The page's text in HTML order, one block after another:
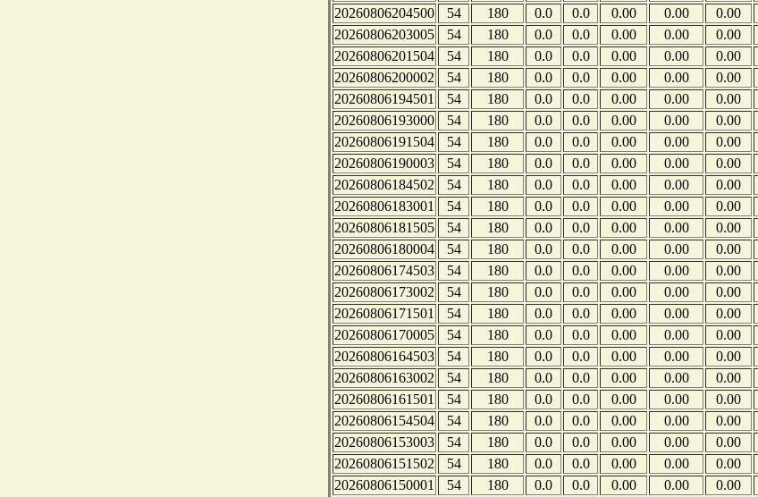
20260806204500
54 180 0.0 0.0 0.00 0.00 0.00
20260806203005
54 180 0.0 0.0 0.00 0.00 0.00
20260806201504
54 180 0.0 0.0 0.00 0.00 0.00
20260806200002
54 180 0.0 0.0 0.00 0.00 0.00
20260806194501
54 180 0.0 0.0 0.00 0.00 0.00
20260806193000
54 180 0.0 0.0 0.00 0.00 0.00
20260806191504
54 180 0.0 0.0 0.00 0.00 0.00
20260806190003
54 180 0.0 0.0 0.00 0.00 0.00
20260806184502
54 180 0.0 0.0 0.00 0.00 0.00
20260806183001
54 180 0.0 0.0 0.00 0.00 0.00
20260806181505
54 180 0.0 0.0 0.00 0.00 0.00
20260806180004
54 180 0.0 0.0 0.00 0.00 0.00
20260806174503
54 180 0.0 0.0 0.00 0.00 0.00
20260806173002
54 180 0.0 0.0 0.00 0.00 0.00
20260806171501
54 180 0.0 0.0 0.00 0.00 0.00
20260806170005
54 180 0.0 0.0 0.00 0.00 0.00
20260806164503
54 180 0.0 0.0 0.00 0.00 0.00
20260806163002
54 180 0.0 0.0 0.00 0.00 0.00
20260806161501
54 180 0.0 0.0 0.00 0.00 0.00
20260806154504
54 180 0.0 0.0 0.00 0.00 0.00
20260806153003
54 180 0.0 0.0 0.00 0.00 0.00
20260806151502
54 180 0.0 0.0 0.00 0.00 0.00
20260806150001
54 180 0.0 0.0 0.00 0.00 0.00